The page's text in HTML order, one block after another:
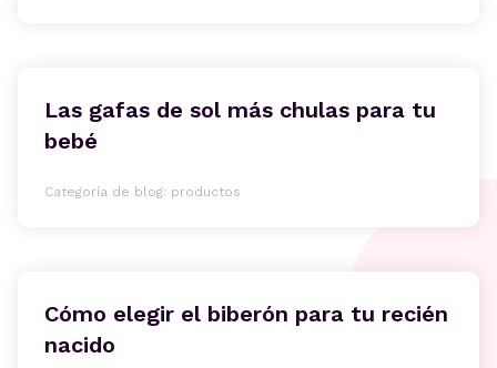
Las gafas de sol más chulas para tu
bebé
Categoría de blog: productos
Cómo elegir el biberón para tu recién
nacido